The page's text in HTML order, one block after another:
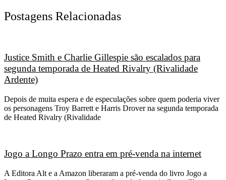
Postagens Relacionadas
Justice Smith e Charlie Gillespie são escalados para
segunda temporada de Heated Rivalry (Rivalidade
Ardente)
Depois de muita espera e de especulações sobre quem poderia viver
os personagens Troy Barrett e Harris Drover na segunda temporada
de Heated Rivalry (Rivalidade
Jogo a Longo Prazo entra em pré-venda na internet
A Editora Alt e a Amazon liberaram a pré-venda do livro Jogo a